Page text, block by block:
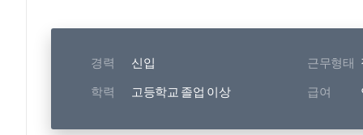
경력 신입 근무형태
학력 고등학교 졸업 이상 급여